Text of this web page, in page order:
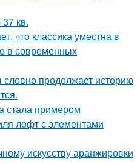
кв.
что классика уместна в
в современных
словно продолжает историю
стала примером
лофт с элементами
искусству аранжировки